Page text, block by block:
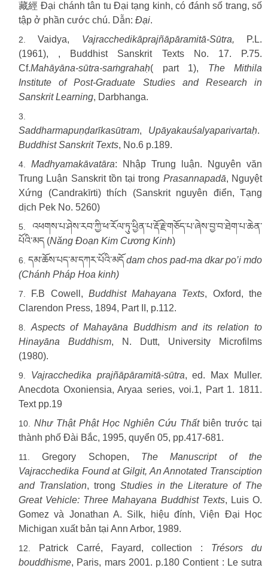
藏經 Đại chánh tân tu Đại tạng kinh, có đánh số trang, số
tập ở phần cước chú. Dẫn: Đại.
Vaidya,
Vajracchedikāprajñāpāramitā-Sūtra,
P.L.
(1961), , Buddhist Sanskrit Texts No. 17. P.75.
Cf.Mahāyāna-sūtra-saṁgrahaḥ( part 1),
The Mithila
Institute of Post-Graduate Studies and Research in
Sanskrit Learning, Darbhanga.
Saddharmapuṇḍarīkasūtram, Upāyakauśalyaparivartaḥ.
Buddhist Sanskrit Texts, No.6 p.189.
Madhyamakāvatāra: Nhập Trung luận. Nguyên văn
Trung Luận Sanskrit tồn tại trong Prasannapadā, Nguyệt
Xứng (Candrakīrti) thích (Sanskrit nguyên điển, Tạng
dịch Pek No. 5260)
འཕགས་པ་ཤེས་རབ་ཀྱི་ཕ་རོལ་ཏུ་ཕྱིན་པ་རྡོ་རྗེ་གཅོད་པ་ཞེས་བྱ་བ་ཐེག་པ་ཆེན་
པོའི་མད (Năng Đoạn Kim Cương Kinh)
དམ་ཆོས་པད་མ་དཀར་པོའི་མདོ dam chos pad-ma dkar po’i mdo
(Chánh Pháp Hoa kinh)
F.B Cowell, Buddhist Mahayana Texts, Oxford, the
Clarendon Press, 1894, Part II, p.112.
Aspects of Mahayāna Buddhism and its relation to
Hinayāna Buddhism, N. Dutt, University Microfilms
(1980).
Vajracchedika prajñāpāramitā-sūtra, ed. Max Muller.
Anecdota Oxoniensia, Aryaa series, voi.1, Part 1. 1811.
Text pp.19
Như Thật Phật Học Nghiên Cứu Thất biên trước tại
thành phố Đài Bắc, 1995, quyển 05, pp.417-681.
Gregory Schopen,
The Manuscript of the
Vajracchedika Found at Gilgit, An Annotated Transciption
and Translation, trong Studies in the Literature of The
Great Vehicle: Three Mahayana Buddhist Texts, Luis O.
Gomez và Jonathan A. Silk, hiệu đính, Viện Đại Học
Michigan xuất bản tại Ann Arbor, 1989.
Patrick Carré, Fayard, collection :
Trésors du
bouddhisme, Paris, mars 2001. p.180 Contient : Le sutra